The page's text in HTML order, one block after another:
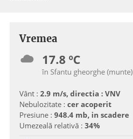
Vremea
17.8 ºC
în Sfantu gheorghe (munte)
Vânt : 2.9 m/s, directia : VNV
Nebulozitate : cer acoperit
Presiune : 948.4 mb, in scadere
Umezeală relativă : 34%